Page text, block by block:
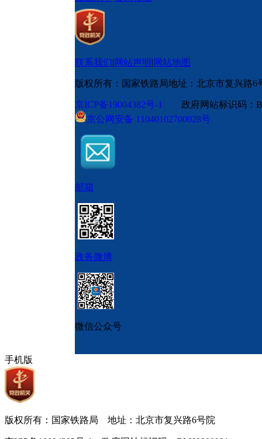
联系我们|网站声明|网站地图
版权所有：国家铁路局地址：北京市复兴路6
京ICP备19004382号-1
政府网站标识码
京公网安备 11040102700028号
邮箱
政务微博
微信公众号
手机版
版权所有：国家铁路局 地址：北京市复兴路6号院